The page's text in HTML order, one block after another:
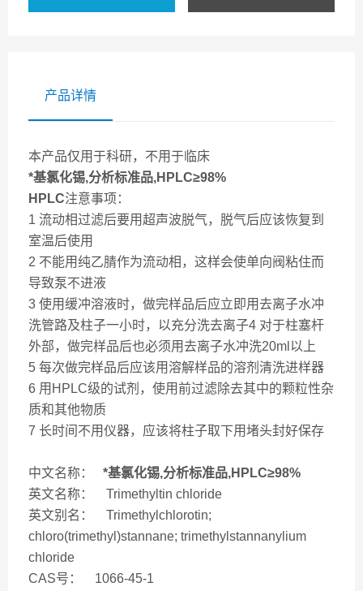
产品详情
本产品仅用于科研，不用于临床
*基氯化锡,分析标准品,HPLC≥98%
HPLC注意事项：
1 流动相过滤后要用超声波脱气，脱气后应该恢复到
室温后使用
2 不能用纯乙腈作为流动相，这样会使单向阀粘住而
导致泵不进液
3 使用缓冲溶液时，做完样品后应立即用去离子水冲
洗管路及柱子一小时，以充分洗去离子4 对于柱塞杆
外部，做完样品后也必须用去离子水冲洗20ml以上
5 每次做完样品后应该用溶解样品的溶剂清洗进样器
6 用HPLC级的试剂，使用前过滤除去其中的颗粒性杂
质和其他物质
7 长时间不用仪器，应该将柱子取下用堵头封好保存
中文名称： *基氯化锡,分析标准品,HPLC≥98%
英文名称： Trimethyltin chloride
英文别名： Trimethylchlorotin;
chloro(trimethyl)stannane; trimethylstannanylium
chloride
CAS号： 1066-45-1